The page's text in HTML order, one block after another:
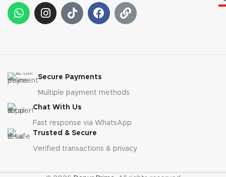
Secure Payments
Multiple payment methods
Chat With Us
Fast response via WhatsApp
Trusted & Secure
Verified transactions & privacy